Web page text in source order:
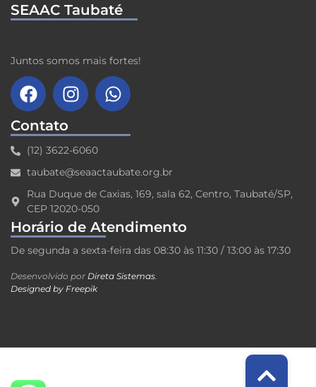
SEAAC Taubaté
Juntos somos mais fortes!
Contato
(12) 3622-6060
taubate@seaactaubate.org.br
Rua Duque de Caxias, 169, sala 62, Centro, Taubaté/SP,
CEP 12020-050
Horário de Atendimento
De segunda a sexta-feira das 08:30 às 11:30 / 13:00 às 17:30
Desenvolvido por Direta Sistemas
Designed by Freepik